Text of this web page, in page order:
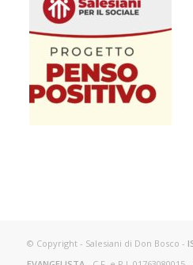
© Copyright - Salesiani di Don Bosco -